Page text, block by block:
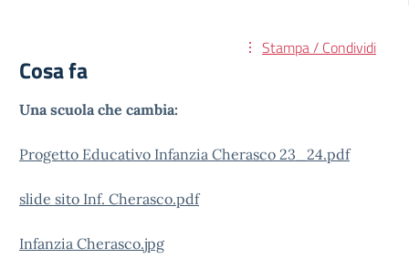
Stampa / Condividi
Cosa fa
Una scuola che cambia:
Progetto Educativo Infanzia Cherasco 23_24.pdf
slide sito Inf. Cherasco.pdf
Infanzia Cherasco.jpg